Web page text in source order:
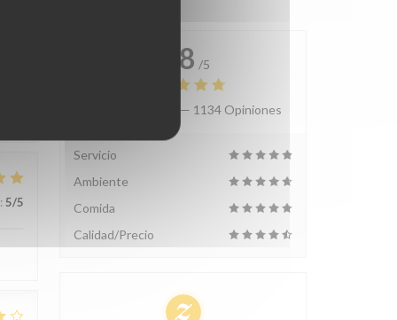
: 5/5
4.8 /5
Valoración media — 1134 Opiniones
Servicio
Ambiente
Comida
Calidad/Precio